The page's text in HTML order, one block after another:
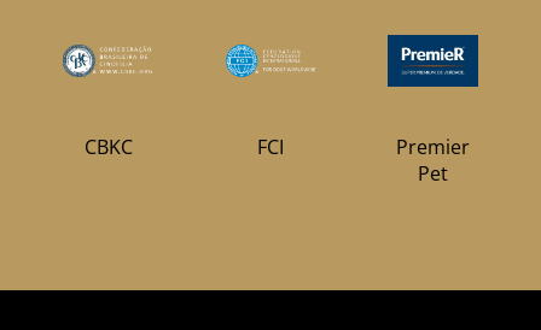
CBKC FCI
Premier
Pet